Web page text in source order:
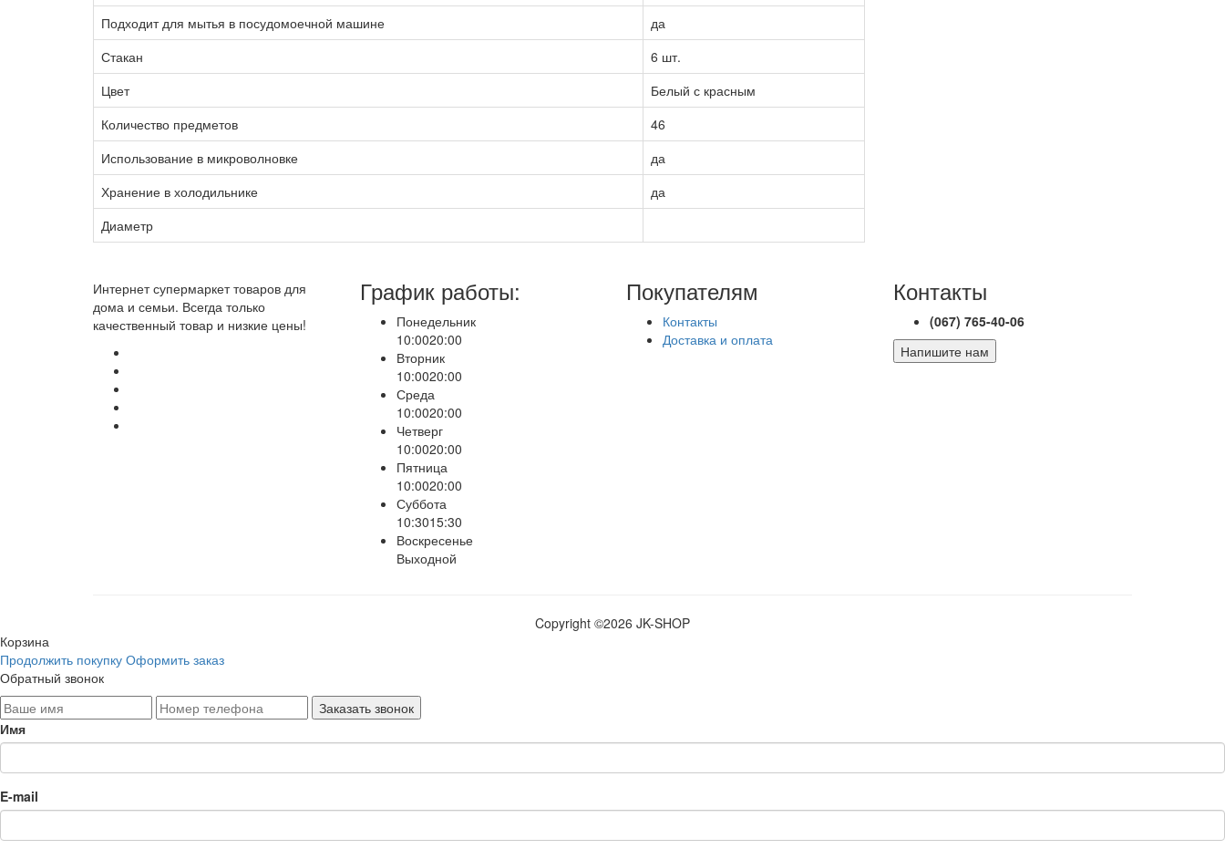
Подходит для мытья в посудомоечной машине
да
Стакан
6 шт.
Цвет
Белый с красным
Количество предметов
46
Использование в микроволновке
да
Хранение в холодильнике
да
Диаметр
Интернет супермаркет товаров для
дома и семьи. Всегда только
качественный товар и низкие цены!
График работы:
Понедельник
10:0020:00
Вторник
10:0020:00
Среда
10:0020:00
Четверг
10:0020:00
Пятница
10:0020:00
Суббота
10:3015:30
Воскресенье
Выходной
Покупателям
Контакты
Доставка и оплата
Контакты
(067) 765-40-06
Напишите нам
Copyright ©2026 JK-SHOP
Корзина
Продолжить покупку Оформить заказ
Обратный звонок
Имя
E-mail